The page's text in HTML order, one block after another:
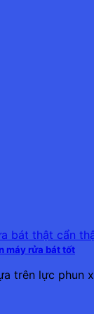
máy rửa bát tốt
trên lực phun